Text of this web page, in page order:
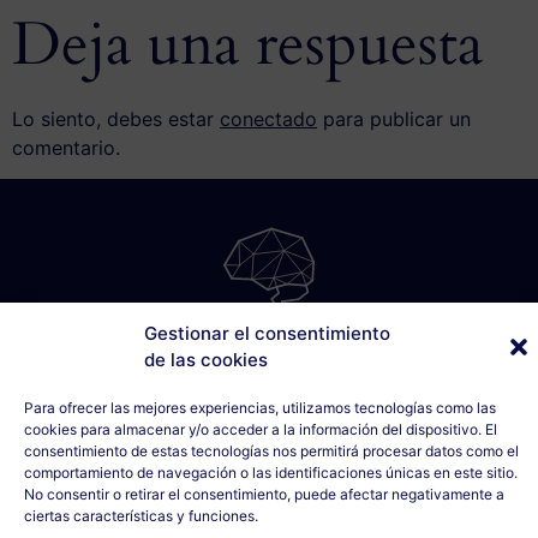
Gestionar el consentimiento
de las cookies
Para ofrecer las mejores experiencias, utilizamos tecnologías como las
cookies para almacenar y/o acceder a la información del dispositivo. El
consentimiento de estas tecnologías nos permitirá procesar datos como el
comportamiento de navegación o las identificaciones únicas en este sitio.
No consentir o retirar el consentimiento, puede afectar negativamente a
ciertas características y funciones.
Deja una respuesta
Lo siento, debes estar conectado para publicar un
comentario.
SÁBILIS
33007 Oviedo, Asturias
635 990 154
info@sabilis.com
Aviso Legal y Política de Privacidad